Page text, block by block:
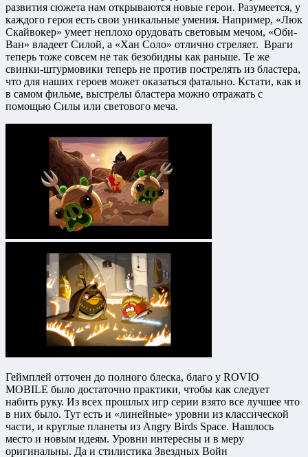
развития сюжета нам открываются новые герои. Разумеется, у
каждого героя есть свои уникальные умения. Например, «Люк
Скайвокер» умеет неплохо орудовать световым мечом, «Оби-
Ван» владеет Силой, а «Хан Соло» отлично стреляет. Враги
теперь тоже совсем не так безобидны как раньше. Те же
свинки-штурмовики теперь не против пострелять из бластера,
что для наших героев может оказаться фатально. Кстати, как и
в самом фильме, выстрелы бластера можно отражать с
помощью Силы или светового меча.
Геймплей отточен до полного блеска, благо у ROVIO
MOBILE было достаточно практики, чтобы как следует
набить руку. Из всех прошлых игр серии взято все лучшее что
в них было. Тут есть и «линейные» уровни из классической
части, и круглые планеты из Angry Birds Space. Нашлось
место и новым идеям. Уровни интересны и в меру
оригинальны. Да и стилистика Звездных Войн